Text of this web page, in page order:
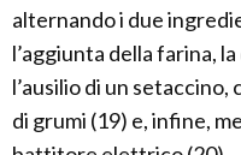
alternando i due
l’aggiunta della farina,
l’ausilio di un
di grumi (19) e, infine,